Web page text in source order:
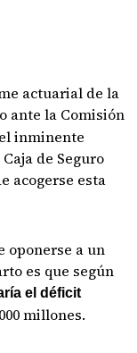
actuarial de la
ante la Comisión
inminente
de Seguro
acogerse esta
oponerse a un
es que según
el déficit
millones.